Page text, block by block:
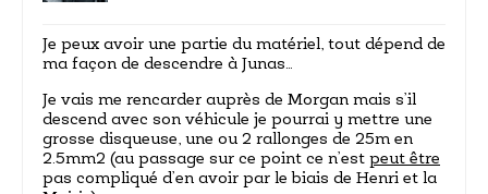
Je peux avoir une partie du matériel, tout dépend de
ma façon de descendre à Junas…
Je vais me rencarder auprès de Morgan mais s’il
descend avec son véhicule je pourrai y mettre une
grosse disqueuse, une ou 2 rallonges de 25m en
2.5mm2 (au passage sur ce point ce n’est peut être
pas compliqué d’en avoir par le biais de Henri et la